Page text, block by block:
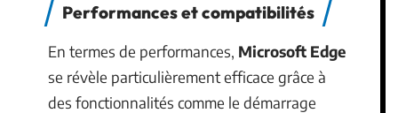
Performances et compatibilités
En termes de performances, Microsoft Edge
se révèle particulièrement efficace grâce à
des fonctionnalités comme le démarrage